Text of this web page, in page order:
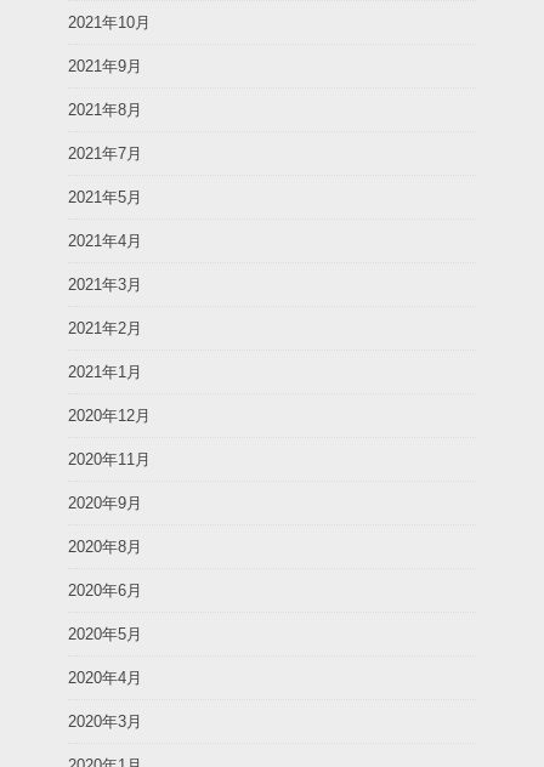
2021年10月
2021年9月
2021年8月
2021年7月
2021年5月
2021年4月
2021年3月
2021年2月
2021年1月
2020年12月
2020年11月
2020年9月
2020年8月
2020年6月
2020年5月
2020年4月
2020年3月